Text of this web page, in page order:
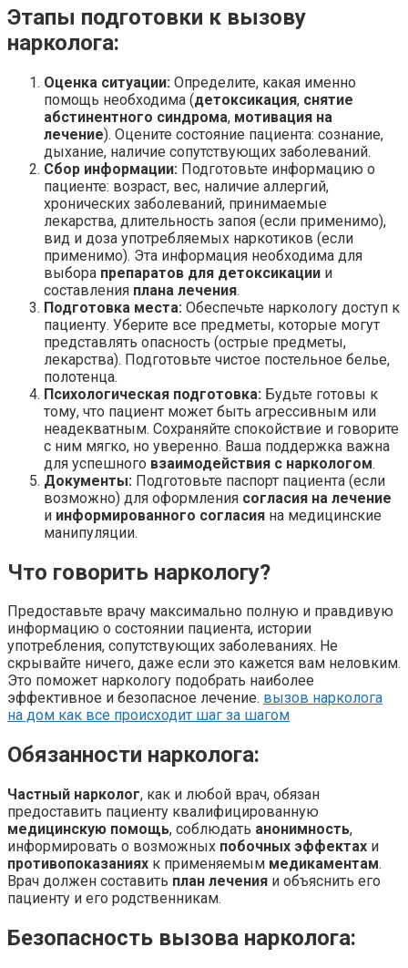
Этапы подготовки к вызову
нарколога:
Оценка ситуации: Определите, какая именно
помощь необходима (детоксикация, снятие
абстинентного синдрома, мотивация на
лечение). Оцените состояние пациента: сознание,
дыхание, наличие сопутствующих заболеваний.
Сбор информации: Подготовьте информацию о
пациенте: возраст, вес, наличие аллергий,
хронических заболеваний, принимаемые
лекарства, длительность запоя (если применимо),
вид и доза употребляемых наркотиков (если
применимо). Эта информация необходима для
выбора препаратов для детоксикации и
составления плана лечения.
Подготовка места: Обеспечьте наркологу доступ к
пациенту. Уберите все предметы, которые могут
представлять опасность (острые предметы,
лекарства). Подготовьте чистое постельное белье,
полотенца.
Психологическая подготовка: Будьте готовы к
тому, что пациент может быть агрессивным или
неадекватным. Сохраняйте спокойствие и говорите
с ним мягко, но уверенно. Ваша поддержка важна
для успешного взаимодействия с наркологом.
Документы: Подготовьте паспорт пациента (если
возможно) для оформления согласия на лечение
и информированного согласия на медицинские
манипуляции.
Что говорить наркологу?
Предоставьте врачу максимально полную и правдивую
информацию о состоянии пациента, истории
употребления, сопутствующих заболеваниях. Не
скрывайте ничего, даже если это кажется вам неловким.
Это поможет наркологу подобрать наиболее
эффективное и безопасное лечение. вызов нарколога
на дом как все происходит шаг за шагом
Обязанности нарколога:
Частный нарколог, как и любой врач, обязан
предоставить пациенту квалифицированную
медицинскую помощь, соблюдать анонимность,
информировать о возможных побочных эффектах и
противопоказаниях к применяемым медикаментам.
Врач должен составить план лечения и объяснить его
пациенту и его родственникам.
Безопасность вызова нарколога: